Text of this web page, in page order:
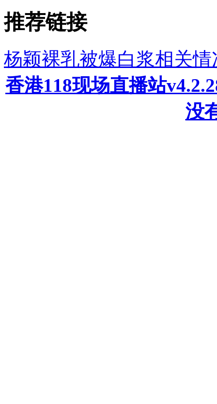
推荐链接
杨颖裸乳被爆白浆相关情
香港118现场直播站
没